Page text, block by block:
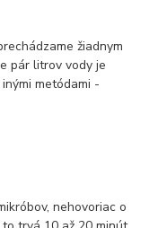
žiadnym
pár litrov vody je
metódami -
nehovoriac o